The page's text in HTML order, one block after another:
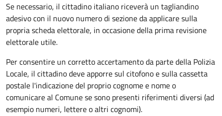
Se necessario, il cittadino italiano riceverà un tagliandino
adesivo con il nuovo numero di sezione da applicare sulla
propria scheda elettorale, in occasione della prima revisione
elettorale utile.
Per consentire un corretto accertamento da parte della Polizia
Locale, il cittadino deve apporre sul citofono e sulla cassetta
postale l'indicazione del proprio cognome e nome o
comunicare al Comune se sono presenti riferimenti diversi (ad
esempio numeri, lettere o altri cognomi).